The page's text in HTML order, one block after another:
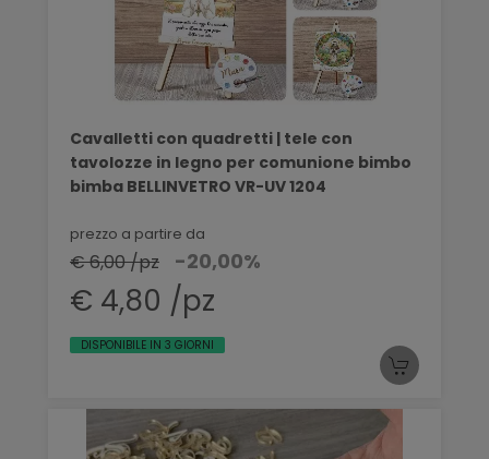
Cavalletti con quadretti | tele con
tavolozze in legno per comunione bimbo
bimba BELLINVETRO VR-UV 1204
prezzo a partire da
€ 6,00 /pz -20,00%
€ 4,80 /pz
DISPONIBILE IN 3 GIORNI